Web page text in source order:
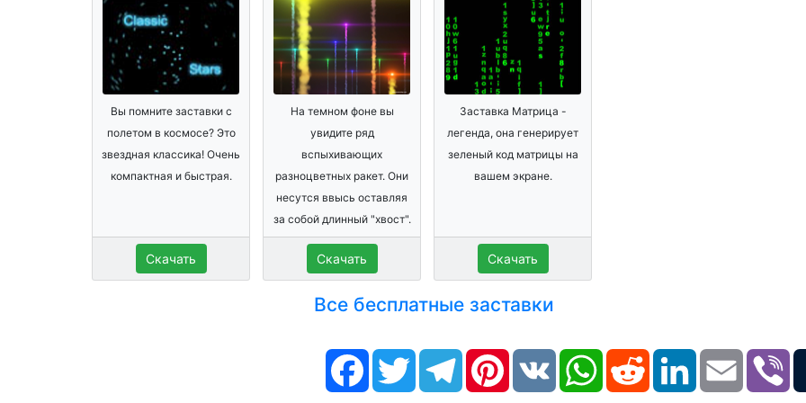
Вы помните заставки с
полетом в космосе? Это
звездная классика! Очень
компактная и быстрая.
Скачать
На темном фоне вы
увидите ряд
вспыхивающих
разноцветных ракет. Они
несутся ввысь оставляя
за собой длинный "хвост".
Скачать
Заставка Матрица -
легенда, она генерирует
зеленый код матрицы на
вашем экране.
Скачать
Все бесплатные заставки
FacebookTwitter TelegramPinterestVK WhatsAppReddit LinkedIn Email